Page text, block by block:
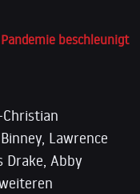
beschleunigt
Lawrence
Drake, Abby